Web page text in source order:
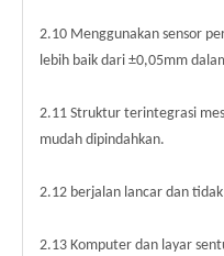
2.10 Menggunakan sensor
lebih baik dari ±0,05mm
2.11 Struktur terintegrasi
mudah dipindahkan.
2.12 berjalan lancar dan
2.13 Komputer dan layar